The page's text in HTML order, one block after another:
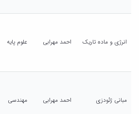
انرژی و ماده تاریک احمد مهرابی علوم پایه
مبانی ژئودزی احمد مهرابی مهندسی